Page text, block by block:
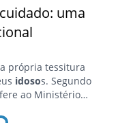
uma
própria tessitura
idosos. Segundo
ao Ministério